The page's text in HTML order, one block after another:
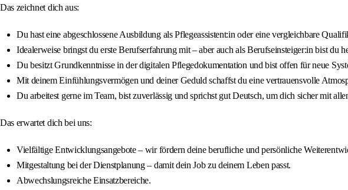
Das zeichnet dich aus:
Du hast eine abgeschlossene Ausbildung als Pflegeassistent:in oder eine vergleichbare
Idealerweise bringst du erste Berufserfahrung mit – aber auch als Berufseinsteiger:in bist du
Du besitzt Grundkenntnisse in der digitalen Pflegedokumentation und bist offen für neue
Mit deinem Einfühlungsvermögen und deiner Geduld schaffst du eine vertrauensvolle
Du arbeitest gerne im Team, bist zuverlässig und sprichst gut Deutsch, um dich sicher mit
Das erwartet dich bei uns:
Vielfältige Entwicklungsangebote – wir fördern deine berufliche und persönliche
Mitgestaltung bei der Dienstplanung – damit dein Job zu deinem Leben passt.
Abwechslungsreiche Einsatzbereiche.